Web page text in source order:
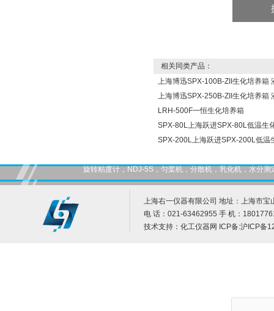
相关同类产品：
上海博迅SPX-100B-ZII生化培养箱
上海博迅SPX-250B-ZII生化培养箱
LRH-500F一恒生化培养箱
SPX-80L上海跃进SPX-80L低温生
SPX-200L上海跃进SPX-200L低温
旋转粘度计，NDJ-5S，匀桨机，分散机，乳化机，水分
上海右一仪器有限公司 地址：上海市宝
电 话：021-63462955 手 机：
技术支持： 化工仪器网 ICP备:沪ICP备